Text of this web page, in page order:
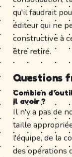
qu'il faudrait
éditeur qui ne
constructive à
être retiré.
Questions
Combien
il avoir ?
Il n'y a pas de
taille
l'équipe, de la
des opérations